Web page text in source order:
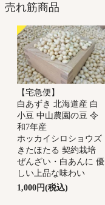
売れ筋商品
【宅急便】
白あずき 北海道産 白
小豆 中山農園の豆 令
和7年産
ホッカイシロショウズ
きたほたる 契約栽培
ぜんざい・白あんに 優
しい上品な味わい
1,000円(税込)